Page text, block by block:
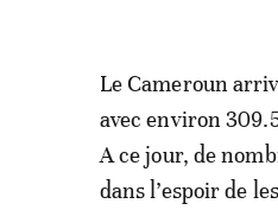
Le Cameroun
avec environ
A ce jour, de
dans l’espoir de